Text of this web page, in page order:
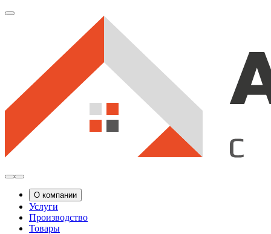
О компании
Услуги
Производство
Товары